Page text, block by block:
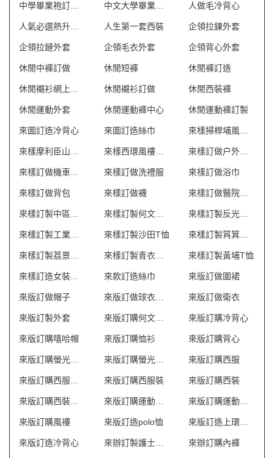
中文大學畢業袍訂製 人做毛冷背心
人生第一套西裝 企領拉鍊外套
企領拉鏈外套 企領毛衣外套 企領背心外套
休閒中褲訂做 休閒短褲 休閒褲訂造
休閒襯衫訂做 休閒西裝褲
休閒運動外套 休閒運動褲中心 休閒運動褲訂製
來圖訂造冷背心 來圖訂造絲巾
來樣西環風褸外套
來樣訂做洗禮服 來樣訂做浴巾
來樣訂做背包 來樣訂做襪
來樣訂製何文田風褸
來樣訂製沙田T恤
來樣訂製青衣風褸 來樣訂製黃埔T恤
來款訂造絲巾 來版訂做圍裙
來版訂做帽子 來版訂做球衣波衫 來版訂做衛衣
來版訂製外套 來版訂購何文田T恤 來版訂購冷背心
來版訂購嘻哈帽 來版訂購恤衫 來版訂購背心
來版訂購螢光風褸 來版訂購西服
來版訂購西服裝 來版訂購西裝
來版訂購運動外套
來版訂購風褸 來版訂造polo恤
來版訂造冷背心 來辦訂製護士制服 來辦訂購內褲